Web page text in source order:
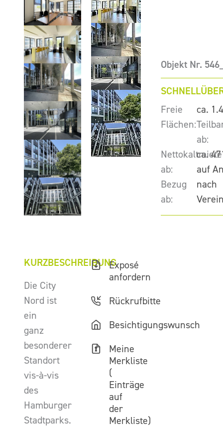
Objekt Nr.
Freie
Flächen:
ca.
ab:
ca.
Nettokaltmiete
ab:
auf
Bezug
ab:
nach
KURZBESCHREIBUNG
Die City
Nord ist
ein
ganz
besonderer
Standort
vis-à-vis
des
Hamburger
Stadtparks.
Exposé
anfordern
Rückrufbitte
Besichtigungswunsch
Meine
Merkliste
(
Einträge
auf
der
Merkliste)